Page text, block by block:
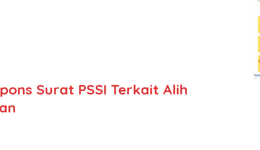
Surat PSSI Terkait Alih